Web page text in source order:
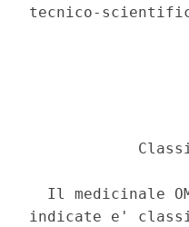
tecnico-
Il medicinale
indicate e'